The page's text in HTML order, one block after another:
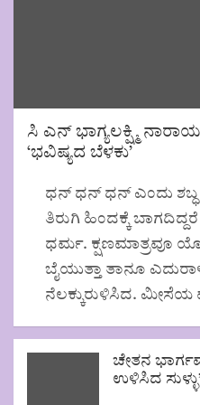
ಸಿ ಎನ್ ಭಾಗ್ಯಲಕ್ಷ್ಮಿ
‘ಭವಿಷ್ಯದ ಬೆಳಕು’
ಧನ್ ಧನ್ ಧನ್ ಎಂದು
ತಿರುಗಿ ಹಿಂದಕ್ಕೆ ಬಾಗದಿದ್ದರೆ
ಧರ್ಮ. ಕ್ಷಣಮಾತ್ರವೂ
ಬೈಯುತ್ತಾ ತಾನೂ
ನೆಲಕ್ಕುರುಳಿಸಿದ. ಮೀಸೆಯ
ಚೇತನ
ಉಳಿಸಿದ